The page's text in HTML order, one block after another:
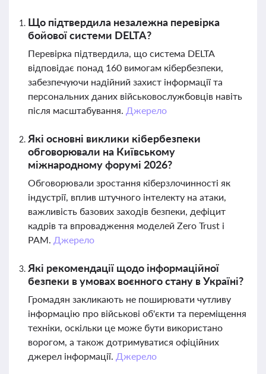
Що підтвердила незалежна перевірка
бойової системи DELTA?
Перевірка підтвердила, що система DELTA
відповідає понад 160 вимогам кібербезпеки,
забезпечуючи надійний захист інформації та
персональних даних військовослужбовців навіть
після масштабування. Джерело
Які основні виклики кібербезпеки
обговорювали на Київському
міжнародному форумі 2026?
Обговорювали зростання кіберзлочинності як
індустрії, вплив штучного інтелекту на атаки,
важливість базових заходів безпеки, дефіцит
кадрів та впровадження моделей Zero Trust і
PAM. Джерело
Які рекомендації щодо інформаційної
безпеки в умовах воєнного стану в Україні?
Громадян закликають не поширювати чутливу
інформацію про військові об'єкти та переміщення
техніки, оскільки це може бути використано
ворогом, а також дотримуватися офіційних
джерел інформації. Джерело